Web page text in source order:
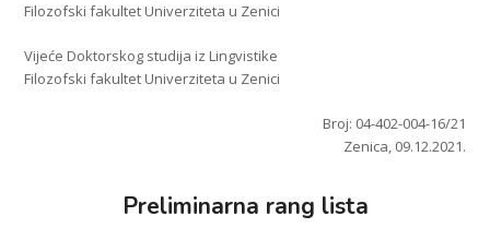
Filozofski fakultet Univerziteta u Zenici
Vijeće Doktorskog studija iz Lingvistike
Filozofski fakultet Univerziteta u Zenici
Broj: 04-402-004-16/21
Zenica, 09.12.2021.
Preliminarna rang lista